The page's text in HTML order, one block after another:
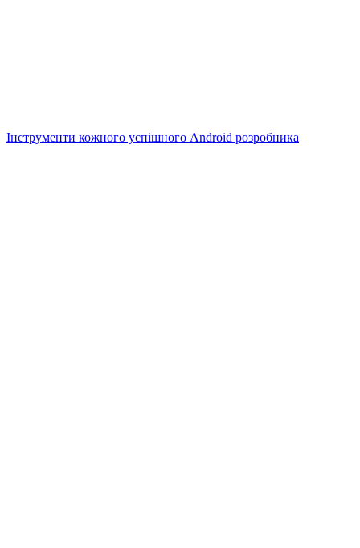
Інструменти кожного успішного Android розробника